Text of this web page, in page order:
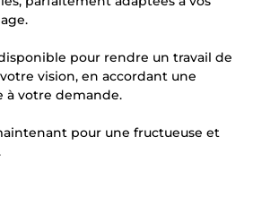
pour rendre un travail de
vision, en accordant une
votre demande.
pour une fructueuse et